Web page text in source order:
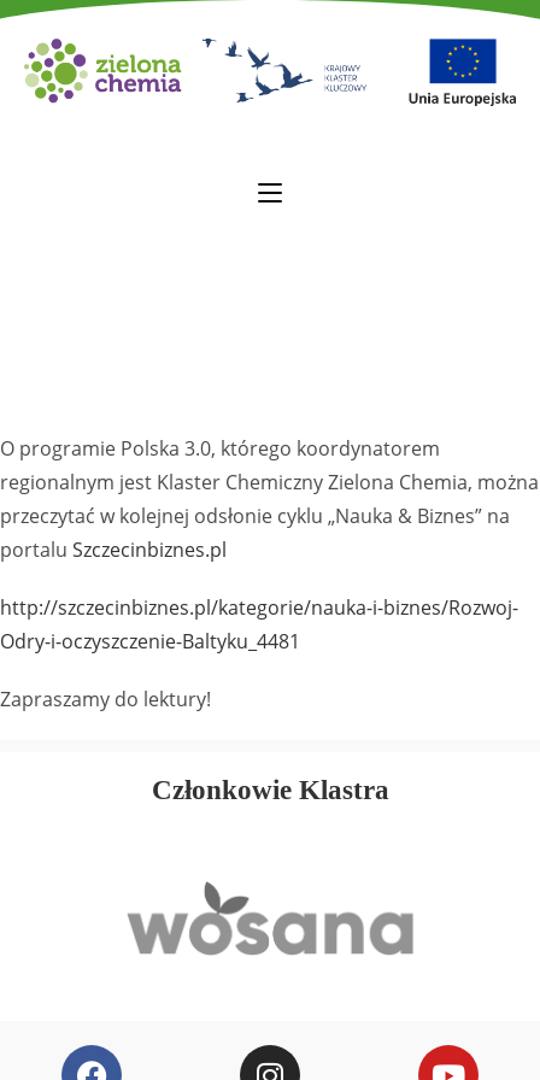
O programie Polska 3.0, którego koordynatorem
regionalnym jest Klaster Chemiczny Zielona Chemia, można
przeczytać w kolejnej odsłonie cyklu „Nauka & Biznes” na
portalu Szczecinbiznes.pl
http://szczecinbiznes.pl/kategorie/nauka-i-biznes/Rozwoj-
Odry-i-oczyszczenie-Baltyku_4481
Zapraszamy do lektury!
Członkowie Klastra